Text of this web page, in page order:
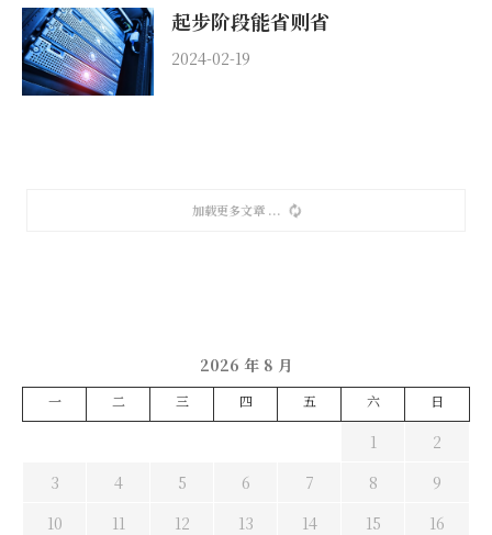
起步阶段能省则省
2024-02-19
加载更多文章
2026 年 8 月
一 二 三 四 五 六 日
1
2
3
4 5 6 7 8
9
10
11 12 13 14 15
16